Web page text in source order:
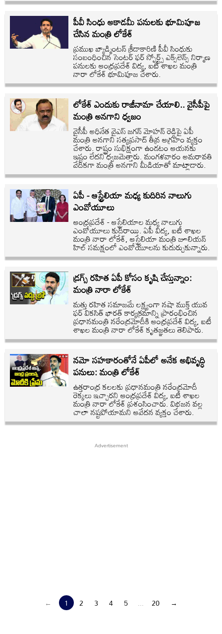
పీవీ సింధు అకాడమీ పనులకు భూమిపూజ
చేసిన మంత్రి లోకేశ్
ప్రముఖ బ్యాడ్మింటన్ క్రీడాకారిణి పీవీ సింధుకు
సంబంధించిన సెంటర్ ఫర్ స్పోర్ట్స్ ఎక్స్‌లెన్స్ నిర్మాణ
పనులకు ఆంధ్రప్రదేశ్ విద్య, ఐటీ శాఖల మంత్రి
నారా లోకేశ్ భూమిపూజ చేశారు.
లోకేశ్ ఎందుకు రాజీనామా చేయాలి.. వైసీపీపై
మంత్రి అనగాని ధ్వజం
వైసీపీ అధినేత వైఎస్ జగన్ మోహన్ రెడ్డిపై ఏపీ
మంత్రి అనగాని సత్యప్రసాద్ తీవ్ర ఆగ్రహం వ్యక్తం
చేశారు. రాష్ట్రం సుభిక్షంగా ఉండటం ఆయనకు
ఇష్టం లేదని ధ్వజమెత్తారు. మంగళవారం అమరావతి
వేదికగా మంత్రి అనగాని మీడియాతో మాట్లాడారు.
ఏపీ - ఆస్ట్రేలియా మధ్య కుదిరిన నాలుగు
ఎంవోయూలు
ఆంధ్రప్రదేశ్ - ఆస్ట్రేలియాల మధ్య నాలుగు
ఎంవోయూలు కుదిరాయి. ఏపీ విద్య, ఐటీ శాఖల
మంత్రి నారా లోకేశ్, ఆస్ట్రేలియా మంత్రి జూలియన్
హిల్ సమక్షంలో ఎంవోయూలను కుదుర్చుకున్నారు.
డ్రగ్స్ ర‌హిత ఏపీ కోసం కృషి చేస్తున్నాం:
మంత్రి నారా లోకేశ్
మత్తు రహిత సమాజమే లక్ష్యంగా నషా ముక్త్ యువ
ఫర్ వికసిత్ భారత్ కార్యక్రమాన్ని ప్రారంభించిన
ప్రధానమంత్రి నరేంద్రమోదీకి ఆంధ్రప్రదేశ్ విద్య, ఐటీ
శాఖల మంత్రి నారా లోకేశ్ కృత‌జ్ఞత‌లు తెలిపారు.
నమో సహకారంతోనే ఏపీలో అనేక అభివృద్ధి
పనులు: మంత్రి లోకేశ్
ఉత్తరాంధ్ర కలలకు ప్రధానమంత్రి నరేంద్రమోదీ
రెక్కలు ఇచ్చారని ఆంధ్రప్రదేశ్ విద్య, ఐటీ శాఖల
మంత్రి నారా లోకేశ్ ప్రశంసించారు. విభజన వల్ల
చాలా నష్టపోయామని ఆవేదన వ్యక్తం చేశారు.
← 1 2 3 4 5 ... 20 →